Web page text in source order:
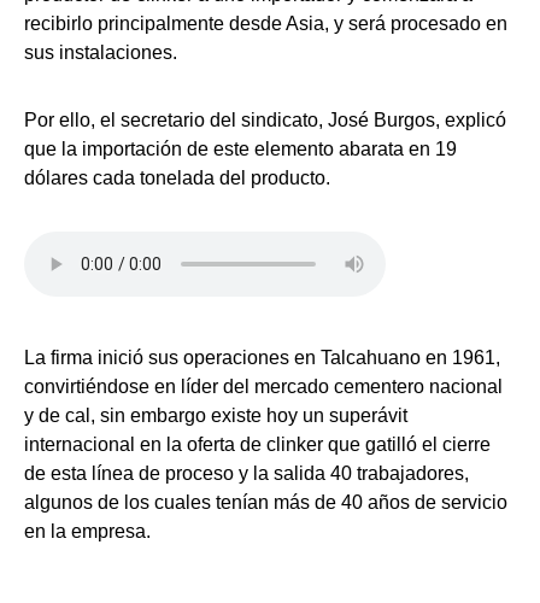
recibirlo principalmente desde Asia, y será procesado en
sus instalaciones.
Por ello, el secretario del sindicato, José Burgos, explicó
que la importación de este elemento abarata en 19
dólares cada tonelada del producto.
La firma inició sus operaciones en Talcahuano en 1961,
convirtiéndose en líder del mercado cementero nacional
y de cal, sin embargo existe hoy un superávit
internacional en la oferta de clinker que gatilló el cierre
de esta línea de proceso y la salida 40 trabajadores,
algunos de los cuales tenían más de 40 años de servicio
en la empresa.